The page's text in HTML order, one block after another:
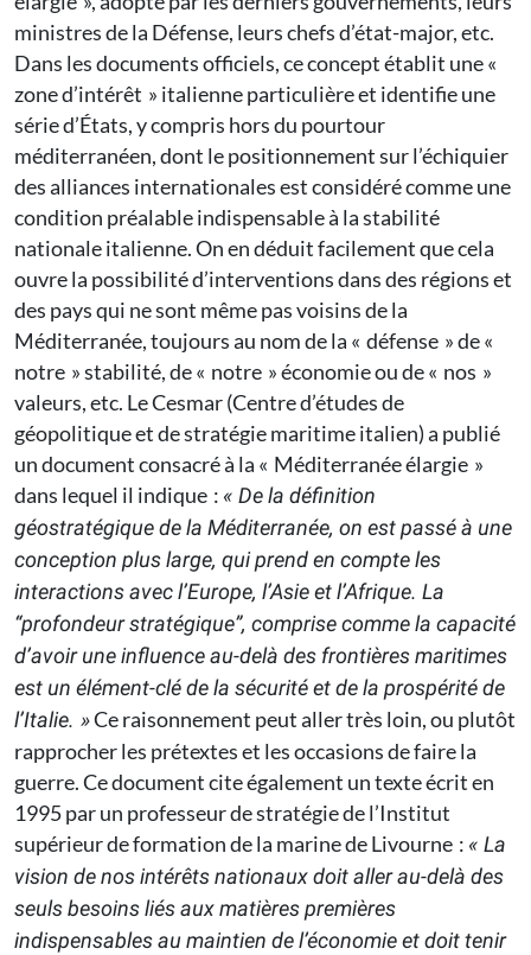
ministres de la Défense, leurs chefs d’état-major, etc.
Dans les documents officiels, ce concept établit une «
zone d’intérêt » italienne particulière et identifie une
série d’États, y compris hors du pourtour
méditerranéen, dont le positionnement sur l’échiquier
des alliances internationales est considéré comme une
condition préalable indispensable à la stabilité
nationale italienne. On en déduit facilement que cela
ouvre la possibilité d’interventions dans des régions et
des pays qui ne sont même pas voisins de la
Méditerranée, toujours au nom de la « défense » de «
notre » stabilité, de « notre » économie ou de « nos »
valeurs, etc. Le Cesmar (Centre d’études de
géopolitique et de stratégie maritime italien) a publié
un document consacré à la « Méditerranée élargie »
dans lequel il indique : « De la définition
géostratégique de la Méditerranée, on est passé à une
conception plus large, qui prend en compte les
interactions avec l’Europe, l’Asie et l’Afrique. La
“profondeur stratégique”, comprise comme la capacité
d’avoir une influence au-delà des frontières maritimes
est un élément-clé de la sécurité et de la prospérité de
l’Italie. »Ce raisonnement peut aller très loin, ou plutôt
rapprocher les prétextes et les occasions de faire la
guerre. Ce document cite également un texte écrit en
1995 par un professeur de stratégie de l’Institut
supérieur de formation de la marine de Livourne : « La
vision de nos intérêts nationaux doit aller au-delà des
seuls besoins liés aux matières premières
indispensables au maintien de l’économie et doit tenir